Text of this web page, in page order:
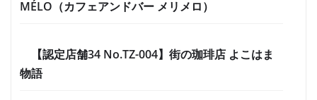
MÉLO（カフェアンドバー メリメロ）
【認定店舗34 No.TZ-004】街の珈琲店 よこはま
物語